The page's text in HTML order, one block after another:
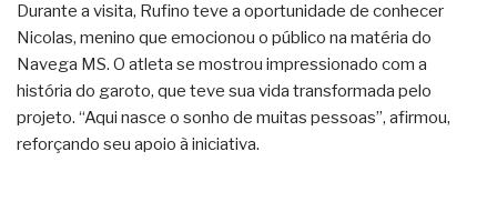
Durante a visita, Rufino teve a oportunidade de conhecer
Nicolas, menino que emocionou o público na matéria do
Navega MS. O atleta se mostrou impressionado com a
história do garoto, que teve sua vida transformada pelo
projeto. “Aqui nasce o sonho de muitas pessoas”, afirmou,
reforçando seu apoio à iniciativa.